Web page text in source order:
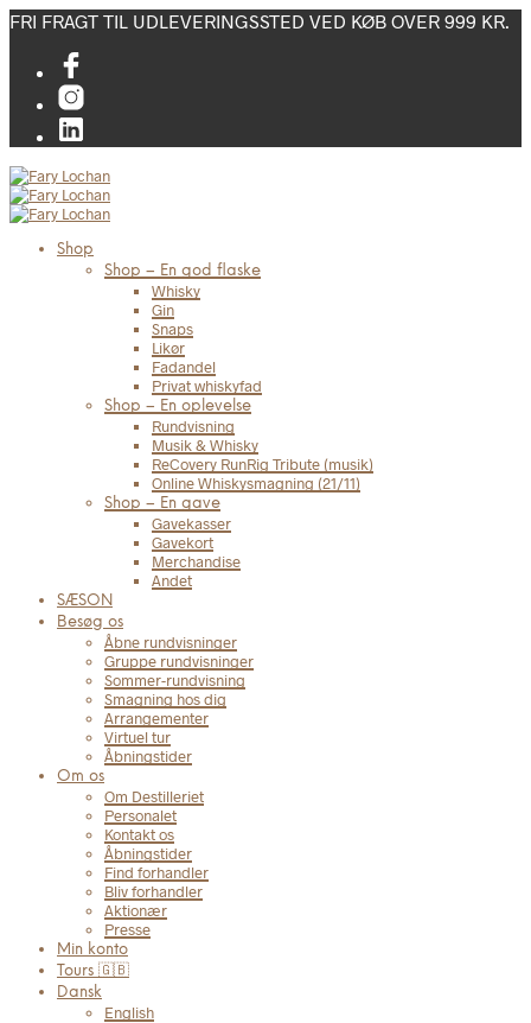
FRI FRAGT TIL UDLEVERINGSSTED VED KØB OVER 999 KR.
Shop
Shop – En god flaske
Whisky
Gin
Snaps
Likør
Fadandel
Privat whiskyfad
Shop – En oplevelse
Rundvisning
Musik & Whisky
ReCovery RunRig Tribute (musik)
Online Whiskysmagning (21/11)
Shop – En gave
Gavekasser
Gavekort
Merchandise
Andet
SÆSON
Besøg os
Åbne rundvisninger
Gruppe rundvisninger
Sommer-rundvisning
Smagning hos dig
Arrangementer
Virtuel tur
Åbningstider
Om os
Om Destilleriet
Personalet
Kontakt os
Åbningstider
Find forhandler
Bliv forhandler
Aktionær
Presse
Min konto
Tours 🇬🇧
Dansk
English